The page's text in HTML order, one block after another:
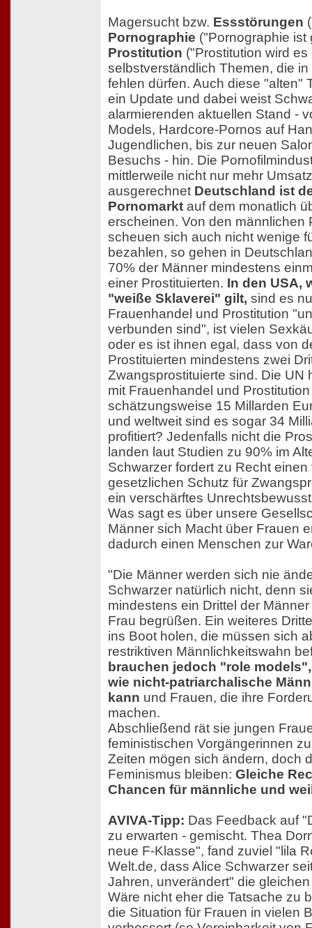
Magersucht bzw. Essstörungen
Pornographie ("Pornographie ist
Prostitution ("Prostitution wird
selbstverständlich Themen, die
fehlen dürfen. Auch diese "alten"
ein Update und dabei weist
alarmierenden aktuellen Stand -
Models, Hardcore-Pornos auf
Jugendlichen, bis zur neuen
Besuchs - hin. Die
mittlerweile nicht nur mehr
ausgerechnet Deutschland ist
Pornomarkt auf dem monatlich
erscheinen. Von den männlichen
scheuen sich auch nicht wenige
bezahlen, so gehen in
70% der Männer mindestens
einer Prostituierten. In den USA,
"weiße Sklaverei" gilt, sind es
Frauenhandel und Prostitution
verbunden sind", ist vielen
oder es ist ihnen egal, dass von
Prostituierten mindestens zwei
Zwangsprostituierte sind. Die UN
mit Frauenhandel und
schätzungsweise 15 Millarden
und weltweit sind es sogar 34
profitiert? Jedenfalls nicht die
landen laut Studien zu 90% im
Schwarzer fordert zu Recht einen
gesetzlichen Schutz für
ein verschärftes
Was sagt es über unsere
Männer sich Macht über Frauen
dadurch einen Menschen zur
"Die Männer werden sich nie
Schwarzer natürlich nicht, denn
mindestens ein Drittel der
Frau begrüßen. Ein weiteres
ins Boot holen, die müssen sich
restriktiven Männlichkeitswahn
brauchen jedoch "role
wie nicht-patriarchalische
kann und Frauen, die ihre
machen.
Abschließend rät sie jungen
feministischen Vorgängerinnen
Zeiten mögen sich ändern, doch
Feminismus bleiben: Gleiche
Chancen für männliche und
AVIVA-Tipp: Das Feedback auf
zu erwarten - gemischt. Thea
neue F-Klasse", fand zuviel "lila
Welt.de, dass Alice Schwarzer
Jahren, unverändert" die
Wäre nicht eher die Tatsache zu
die Situation für Frauen in vielen